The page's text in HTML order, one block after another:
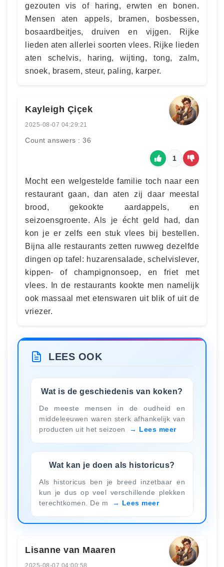
gezouten vis of haring, erwten en bonen.
Mensen aten appels, bramen, bosbessen,
bosaardbeitjes, druiven en vijgen. Rijke
lieden aten allerlei soorten vlees. Rijke lieden
aten schelvis, haring, wijting, tong, zalm,
snoek, brasem, steur, paling, karper.
Kayleigh Çiçek
2025-08-07 04:29:21
Count answers : 36
1
Mocht een welgestelde familie toch naar een
restaurant gaan, dan aten zij daar meestal
brood, gekookte aardappels, en
seizoensgroente. Als je écht geld had, dan
kon je er zelfs een stuk vlees bij bestellen.
Bijna alle restaurants zetten ruwweg dezelfde
dingen op tafel: huzarensalade, schelvislever,
kippen- of champignonsoep, en friet met
vlees. In de restaurants kookte men namelijk
ook massaal met etenswaren uit blik of uit de
vriezer.
LEES OOK
Wat is de geschiedenis van koken?
De meeste mensen in de oudheid en
middeleeuwen waren sterk afhankelijk van
producten uit het seizoen
Lees meer
Wat kan je doen als historicus?
Als historicus ben je breed inzetbaar en
kun je dus op veel verschillende plekken
terechtkomen. De m
Lees meer
Lisanne van Maaren
2025-08-07 04:00:58